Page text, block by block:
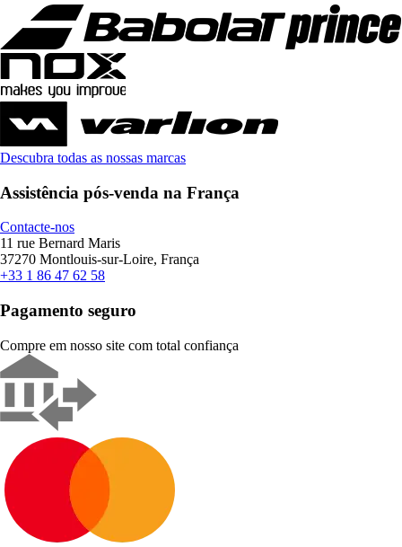
Descubra todas as nossas marcas
Assistência pós-venda na França
Contacte-nos
11 rue Bernard Maris
37270 Montlouis-sur-Loire, França
+33 1 86 47 62 58
Pagamento seguro
Compre em nosso site com total confiança